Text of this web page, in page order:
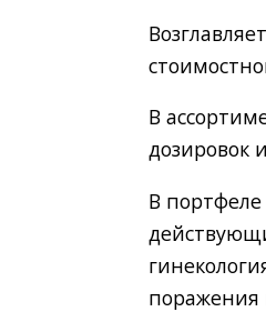
В
дозировок
В
поражения